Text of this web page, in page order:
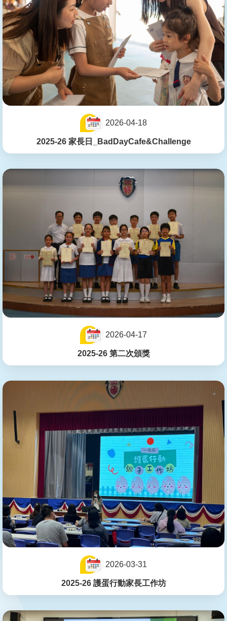
2026-04-18
2025-26 家長日_BadDayCafe&Challenge
2026-04-17
2025-26 第二次頒獎
2026-03-31
2025-26 護蛋行動家長工作坊